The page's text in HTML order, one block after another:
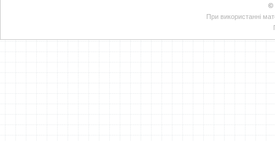
©
При використанні